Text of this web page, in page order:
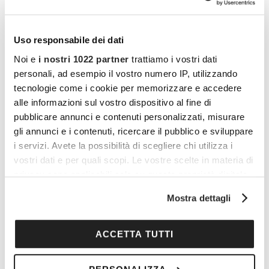
Uso responsabile dei dati
Noi e i nostri 1022 partner trattiamo i vostri dati
personali, ad esempio il vostro numero IP, utilizzando
tecnologie come i cookie per memorizzare e accedere
alle informazioni sul vostro dispositivo al fine di
pubblicare annunci e contenuti personalizzati, misurare
gli annunci e i contenuti, ricercare il pubblico e sviluppare
i servizi. Avete la possibilità di scegliere chi utilizza i
vostri dati e per quali scopi. Le vostre scelte in materia di
privacy sono applicabili solo su questa proprietà digitale
modificare o revocare il proprio consenso in qualsiasi
momento dalla Dichiarazione sui cookie o facendo clic
sull'icona di attivazione della privacy.
Mostra dettagli
ACCETTA TUTTI
i
Gratuito
MER
5
5 Novembre 2025 | 18:30-20:30